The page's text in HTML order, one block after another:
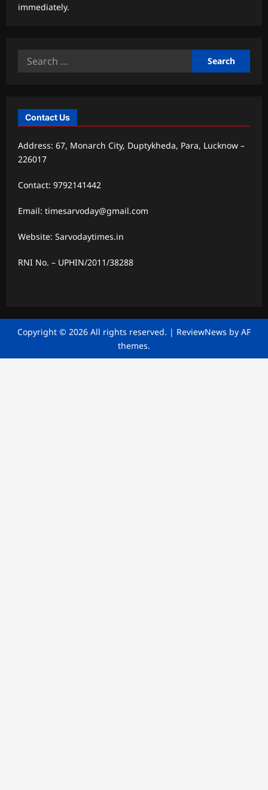
immediately.
Search
Contact Us
Address: 67, Monarch City, Duptykheda, Para, Lucknow –
226017
Contact: 9792141442
Email: timesarvoday@gmail.com
Website: Sarvodaytimes.in
RNI No. – UPHIN/2011/38288
Copyright © 2026 All rights reserved. | ReviewNews by AF
themes.